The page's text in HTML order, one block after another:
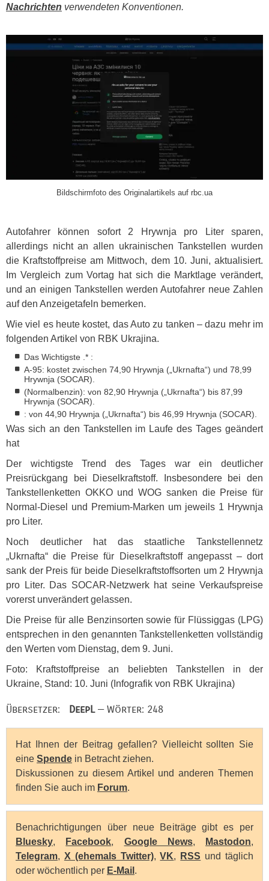
Nachrichten verwendeten Konventionen.
Bildschirmfoto des Originalartikels auf rbc.ua
Autofahrer können sofort 2 Hrywnja pro Liter sparen,
allerdings nicht an allen ukrainischen Tankstellen wurden
die Kraftstoffpreise am Mittwoch, dem 10. Juni, aktualisiert.
Im Vergleich zum Vortag hat sich die Marktlage verändert,
und an einigen Tankstellen werden Autofahrer neue Zahlen
auf den Anzeigetafeln bemerken.
Wie viel es heute kostet, das Auto zu tanken – dazu mehr im
folgenden Artikel von RBK Ukrajina.
Das Wichtigste .* :
A-95: kostet zwischen 74,90 Hrywnja („Ukrnafta“) und 78,99
Hrywnja (SOCAR).
(Normalbenzin): von 82,90 Hrywnja („Ukrnafta“) bis 87,99
Hrywnja (SOCAR).
: von 44,90 Hrywnja („Ukrnafta“) bis 46,99 Hrywnja (SOCAR).
Was sich an den Tankstellen im Laufe des Tages geändert
hat
Der wichtigste Trend des Tages war ein deutlicher
Preisrückgang bei Dieselkraftstoff. Insbesondere bei den
Tankstellenketten OKKOundWOG sanken die Preise für
Normal-Diesel und Premium-Marken um jeweils 1 Hrywnja
pro Liter.
Noch deutlicher hat das staatliche Tankstellennetz
„Ukrnafta“ die Preise für Dieselkraftstoff angepasst – dort
sank der Preis für beide Dieselkraftstoffsorten um 2 Hrywnja
pro Liter. Das SOCAR-Netzwerk hat seine Verkaufspreise
vorerst unverändert gelassen.
Die Preise für alle Benzinsorten sowie für Flüssiggas (LPG)
entsprechen in den genannten Tankstellenketten vollständig
den Werten vom Dienstag, dem 9. Juni.
Foto: Kraftstoffpreise an beliebten Tankstellen in der
Ukraine, Stand: 10. Juni (Infografik von RBK Ukrajina)
Übersetzer: DeepL— Wörter: 248
Hat Ihnen der Beitrag gefallen? Vielleicht sollten Sie
eine Spende in Betracht ziehen.
Diskussionen zu diesem Artikel und anderen Themen
finden Sie auch im Forum.
Benachrichtigungen über neue Beiträge gibt es per
Bluesky, Facebook, Google News, Mastodon,
Telegram, X (ehemals Twitter),VK, RSS und täglich
oder wöchentlich per E-Mail .